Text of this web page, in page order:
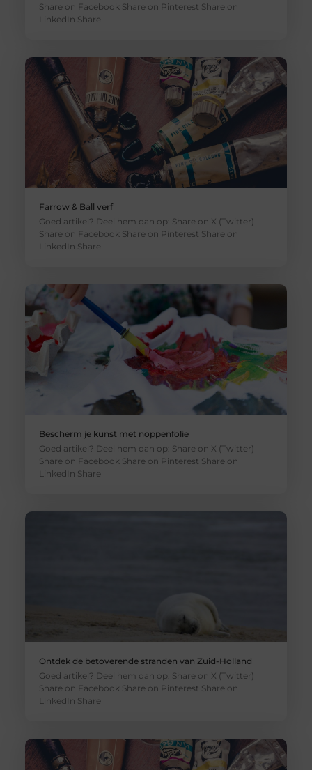
Share on Facebook Share on Pinterest Share on
LinkedIn Share
Farrow & Ball verf
Goed artikel? Deel hem dan op: Share on X (Twitter)
Share on Facebook Share on Pinterest Share on
LinkedIn Share
Bescherm je kunst met noppenfolie
Goed artikel? Deel hem dan op: Share on X (Twitter)
Share on Facebook Share on Pinterest Share on
LinkedIn Share
Ontdek de betoverende stranden van Zuid-Holland
Goed artikel? Deel hem dan op: Share on X (Twitter)
Share on Facebook Share on Pinterest Share on
LinkedIn Share